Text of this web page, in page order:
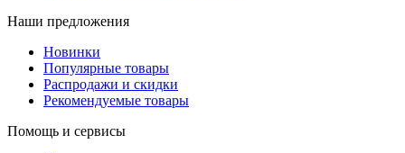
Наши предложения
Новинки
Популярные товары
Распродажи и скидки
Рекомендуемые товары
Помощь и сервисы